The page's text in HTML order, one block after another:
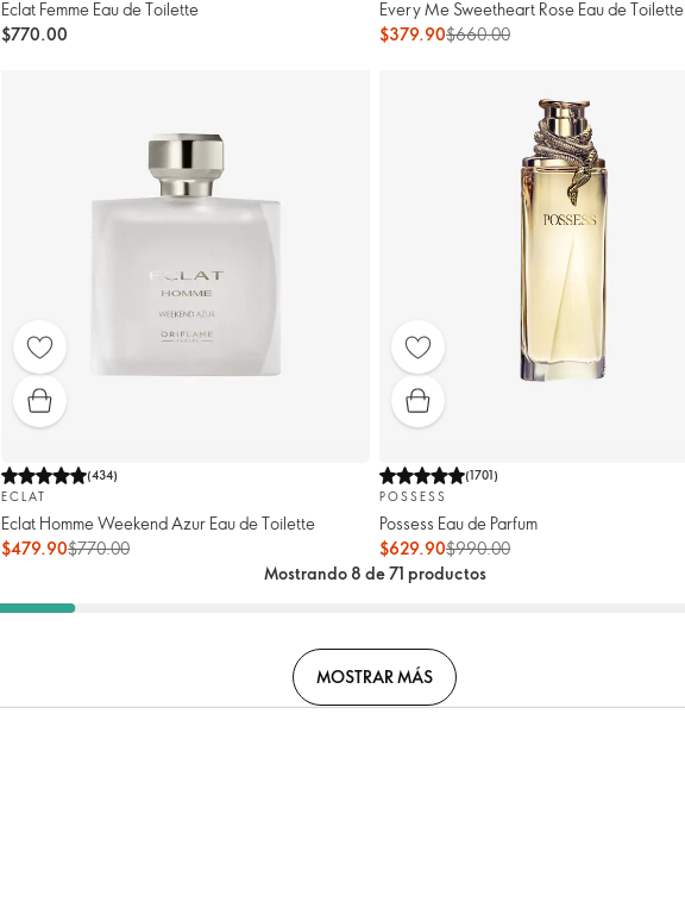
Eclat Femme Eau de Toilette
$770.00
Every Me Sweetheart Rose Eau de Toilette
$379.90$660.00
(434)
ECLAT
Eclat Homme Weekend Azur Eau de Toilette
$479.90$770.00
(1701)
POSSESS
Possess Eau de Parfum
$629.90$990.00
Mostrando 8 de 71 productos
MOSTRAR MÁS